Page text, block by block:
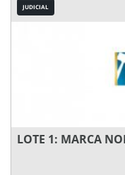
JUDICIAL
LOTE 1: MARCA